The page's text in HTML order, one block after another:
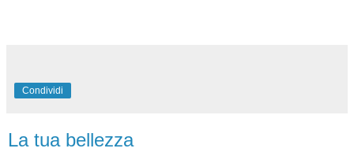
Condividi
La tua bellezza